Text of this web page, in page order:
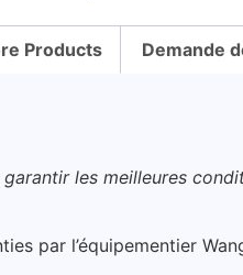
Products Demande
les meilleures
par l’équipementier